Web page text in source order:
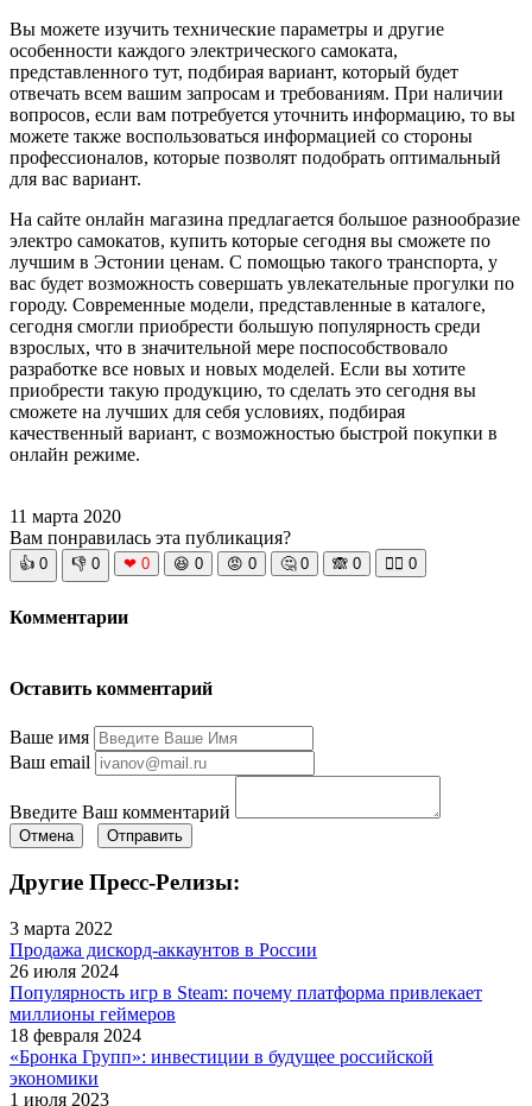
Вы можете изучить технические параметры и другие
особенности каждого электрического самоката,
представленного тут, подбирая вариант, который будет
отвечать всем вашим запросам и требованиям. При наличии
вопросов, если вам потребуется уточнить информацию, то вы
можете также воспользоваться информацией со стороны
профессионалов, которые позволят подобрать оптимальный
для вас вариант.
На сайте онлайн магазина предлагается большое разнообразие
электро самокатов, купить которые сегодня вы сможете по
лучшим в Эстонии ценам. С помощью такого транспорта, у
вас будет возможность совершать увлекательные прогулки по
городу. Современные модели, представленные в каталоге,
сегодня смогли приобрести большую популярность среди
взрослых, что в значительной мере поспособствовало
разработке все новых и новых моделей. Если вы хотите
приобрести такую продукцию, то сделать это сегодня вы
сможете на лучших для себя условиях, подбирая
качественный вариант, с возможностью быстрой покупки в
онлайн режиме.
11 марта 2020
Вам понравилась эта публикация?
👍 0 👎 0 ❤ 0 😆 0 😡 0 🤔 0 🙈 0 🧘‍♀️ 0
Комментарии
Оставить комментарий
Ваше имя
Ваш email
Введите Ваш комментарий
Отмена Отправить
Другие Пресс-Релизы:
3 марта 2022
Продажа дискорд-аккаунтов в России
26 июля 2024
Популярность игр в Steam: почему платформа привлекает
миллионы геймеров
18 февраля 2024
«Бронка Групп»: инвестиции в будущее российской
экономики
1 июля 2023